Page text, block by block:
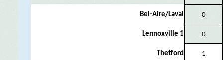
Bel-Aire/Laval 0
Lennoxville 1 0
Thetford 1